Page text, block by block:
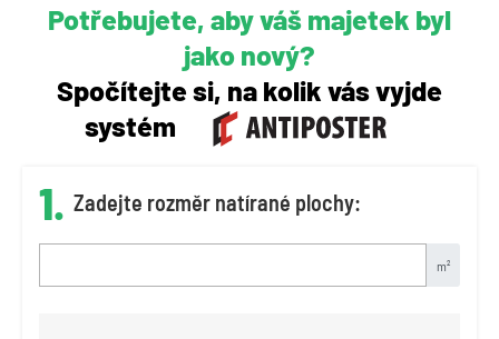
Potřebujete, aby váš majetek byl
jako nový?
Spočítejte si, na kolik vás vyjde
systém
1. Zadejte rozměr natírané plochy:
m²